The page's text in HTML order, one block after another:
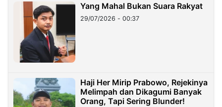
Yang Mahal Bukan Suara Rakyat
29/07/2026 - 00:37
Haji Her Mirip Prabowo, Rejekinya
Melimpah dan Dikagumi Banyak
Orang, Tapi Sering Blunder!